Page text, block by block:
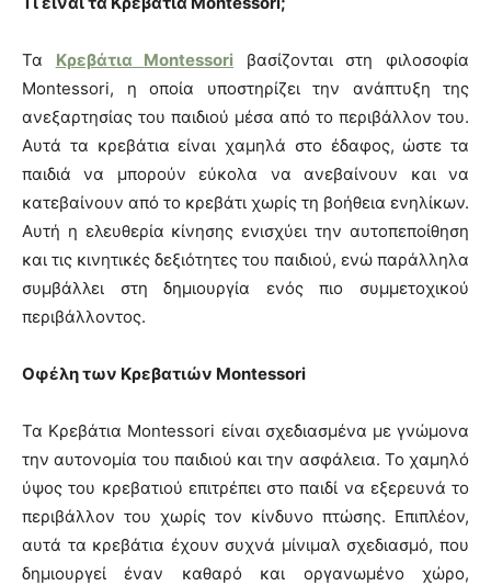
Τα Κρεβάτια Montessori βασίζονται στη φιλοσοφία
Montessori, η οποία υποστηρίζει την ανάπτυξη της
ανεξαρτησίας του παιδιού μέσα από το περιβάλλον του.
Αυτά τα κρεβάτια είναι χαμηλά στο έδαφος, ώστε τα
παιδιά να μπορούν εύκολα να ανεβαίνουν και να
κατεβαίνουν από το κρεβάτι χωρίς τη βοήθεια ενηλίκων.
Αυτή η ελευθερία κίνησης ενισχύει την αυτοπεποίθηση
και τις κινητικές δεξιότητες του παιδιού, ενώ παράλληλα
συμβάλλει στη δημιουργία ενός πιο συμμετοχικού
περιβάλλοντος.
Οφέλη των Κρεβατιών Montessori
Τα Κρεβάτια Montessori είναι σχεδιασμένα με γνώμονα
την αυτονομία του παιδιού και την ασφάλεια. Το χαμηλό
ύψος του κρεβατιού επιτρέπει στο παιδί να εξερευνά το
περιβάλλον του χωρίς τον κίνδυνο πτώσης. Επιπλέον,
αυτά τα κρεβάτια έχουν συχνά μίνιμαλ σχεδιασμό, που
δημιουργεί έναν καθαρό και οργανωμένο χώρο,